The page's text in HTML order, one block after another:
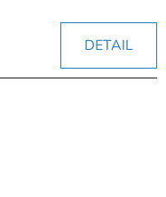
DETAIL